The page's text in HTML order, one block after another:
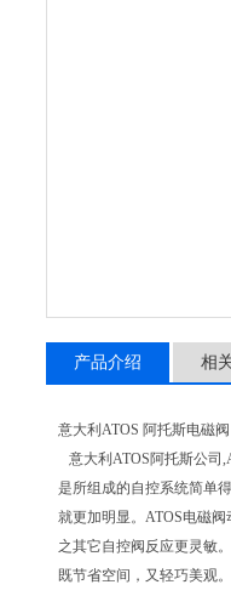
产品介绍 相
意大利ATOS 阿托斯电磁
意大利ATOS阿托斯公司
是所组成的自控系统简单
就更加明显。ATOS电磁
之其它自控阀反应更灵敏
既节省空间，又轻巧美观